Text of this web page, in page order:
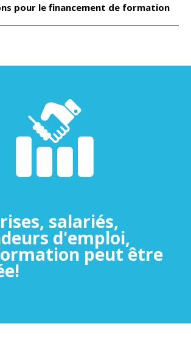
pour le financement de formation
salariés,
d'emploi,
peut être